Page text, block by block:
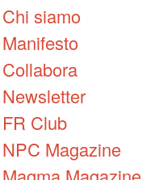
Chi siamo
Manifesto
Collabora
Newsletter
FR Club
NPC Magazine